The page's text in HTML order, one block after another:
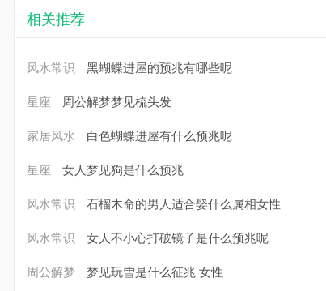
相关推荐
风水常识
黑蝴蝶进屋的预兆有哪些呢
星座
周公解梦梦见梳头发
家居风水
白色蝴蝶进屋有什么预兆呢
星座
女人梦见狗是什么预兆
风水常识
石榴木命的男人适合娶什么属相女性
风水常识
女人不小心打破镜子是什么预兆呢
周公解梦
梦见玩雪是什么征兆 女性